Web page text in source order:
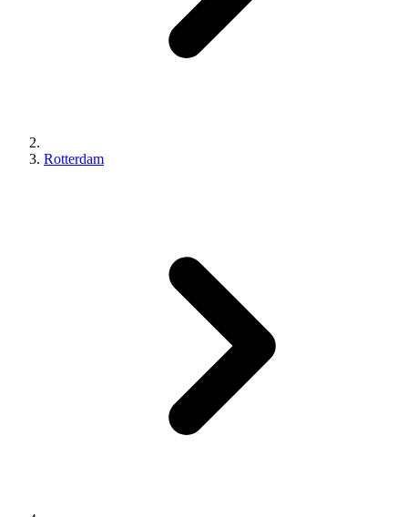
Rotterdam